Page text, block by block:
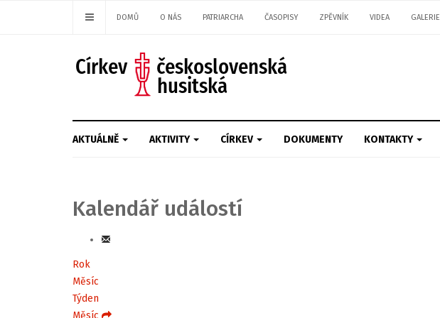
DOMŮ O NÁS PATRIARCHA ČASOPISY ZPĚVNÍK VIDEA GALERIE
AKTUÁLNĚ AKTIVITY CÍRKEV DOKUMENTY KONTAKTY
Kalendář událostí
Rok
Měsíc
Týden
Měsíc